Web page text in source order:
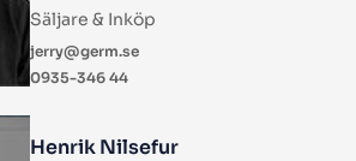
Säljare & Inköp
jerry@germ.se
0935-346 44
Henrik Nilsefur